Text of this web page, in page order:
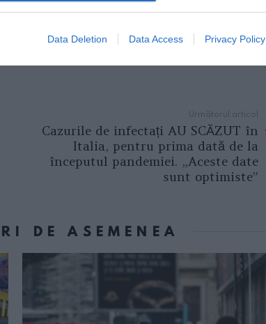
Data Deletion Data Access Privacy Policy
din 1991.
coronavirus, fiind judeţul cu cea mai
Următorul articol
Cazurile de infectați AU SCĂZUT în
Italia, pentru prima dată de la
începutul pandemiei. „Aceste date
sunt optimiste”
DE ASEMENEA